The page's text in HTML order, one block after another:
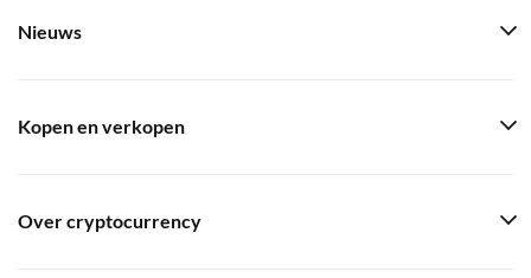
Nieuws
Kopen en verkopen
Over cryptocurrency